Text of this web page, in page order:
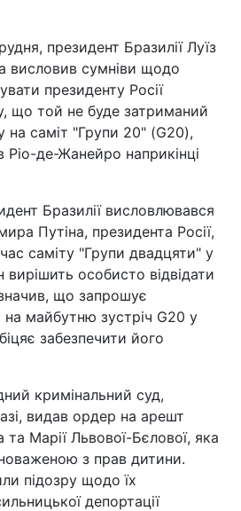
президент Бразилії Луїз
висловив сумніви щодо
президенту Росії
що той не буде затриманий
на саміт "Групи 20" (G20),
Ріо-де-Жанейро наприкінці
Бразилії висловлювався
Путіна, президента Росії,
саміту "Групи двадцяти" у
особисто відвідати
що запрошує
на майбутню зустріч G20 у
забезпечити його
кримінальний суд,
видав ордер на арешт
Марії Львової-Бєлової, яка
з прав дитини.
підозру щодо їх
депортації